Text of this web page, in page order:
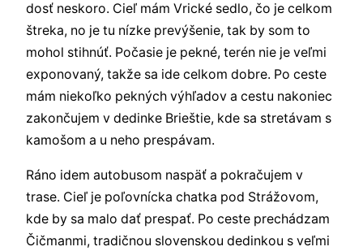
dosť neskoro. Cieľ mám Vrické sedlo, čo je celkom
štreka, no je tu nízke prevýšenie, tak by som to
mohol stihnúť. Počasie je pekné, terén nie je veľmi
exponovaný, takže sa ide celkom dobre. Po ceste
mám niekoľko pekných výhľadov a cestu nakoniec
zakončujem v dedinke Brieštie, kde sa stretávam s
kamošom a u neho prespávam.
Ráno idem autobusom naspäť a pokračujem v
trase. Cieľ je poľovnícka chatka pod Strážovom,
kde by sa malo dať prespať. Po ceste prechádzam
Čičmanmi, tradičnou slovenskou dedinkou s veľmi